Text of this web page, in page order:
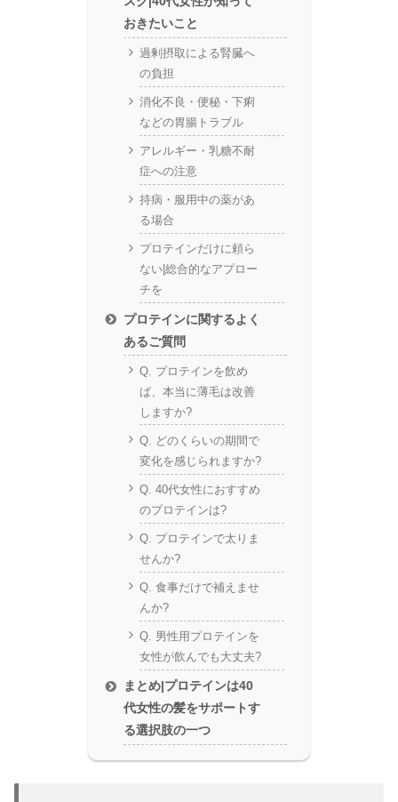
おきたいこと
過剰摂取による腎臓へ
の負担
消化不良・便秘・下痢
などの胃腸トラブル
アレルギー・乳糖不耐
症への注意
持病・服用中の薬があ
る場合
プロテインだけに頼ら
ない|総合的なアプロー
チを
プロテインに関するよく
あるご質問
Q. プロテインを飲め
ば、本当に薄毛は改善
しますか?
Q. どのくらいの期間で
変化を感じられますか?
Q. 40代女性におすすめ
のプロテインは?
Q. プロテインで太りま
せんか?
Q. 食事だけで補えませ
んか?
Q. 男性用プロテインを
女性が飲んでも大丈夫?
まとめ|プロテインは40
代女性の髪をサポートす
る選択肢の一つ